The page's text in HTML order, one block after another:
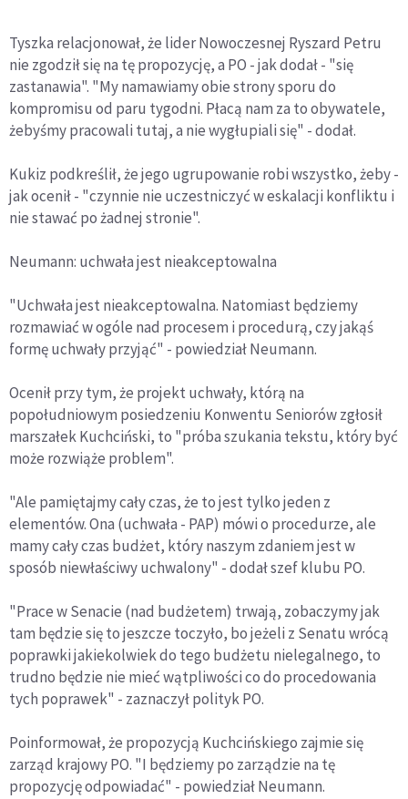
Tyszka relacjonował, że lider Nowoczesnej Ryszard Petru
nie zgodził się na tę propozycję, a PO - jak dodał - "się
zastanawia". "My namawiamy obie strony sporu do
kompromisu od paru tygodni. Płacą nam za to obywatele,
żebyśmy pracowali tutaj, a nie wygłupiali się" - dodał.
Kukiz podkreślił, że jego ugrupowanie robi wszystko, żeby -
jak ocenił - "czynnie nie uczestniczyć w eskalacji konfliktu i
nie stawać po żadnej stronie".
Neumann: uchwała jest nieakceptowalna
"Uchwała jest nieakceptowalna. Natomiast będziemy
rozmawiać w ogóle nad procesem i procedurą, czy jakąś
formę uchwały przyjąć" - powiedział Neumann.
Ocenił przy tym, że projekt uchwały, którą na
popołudniowym posiedzeniu Konwentu Seniorów zgłosił
marszałek Kuchciński, to "próba szukania tekstu, który być
może rozwiąże problem".
"Ale pamiętajmy cały czas, że to jest tylko jeden z
elementów. Ona (uchwała - PAP) mówi o procedurze, ale
mamy cały czas budżet, który naszym zdaniem jest w
sposób niewłaściwy uchwalony" - dodał szef klubu PO.
"Prace w Senacie (nad budżetem) trwają, zobaczymy jak
tam będzie się to jeszcze toczyło, bo jeżeli z Senatu wrócą
poprawki jakiekolwiek do tego budżetu nielegalnego, to
trudno będzie nie mieć wątpliwości co do procedowania
tych poprawek" - zaznaczył polityk PO.
Poinformował, że propozycją Kuchcińskiego zajmie się
zarząd krajowy PO. "I będziemy po zarządzie na tę
propozycję odpowiadać" - powiedział Neumann.